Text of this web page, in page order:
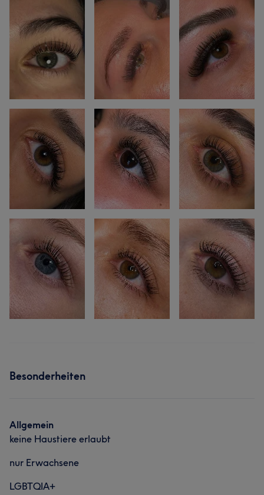
Besonderheiten
Allgemein
keine Haustiere erlaubt
nur Erwachsene
LGBTQIA+